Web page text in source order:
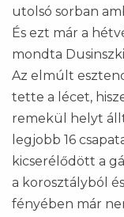
utolsó sorban
És ezt már a
mondta
Az elmúlt
tette a lécet,
remekül helyt állt
legjobb 16
kicserélődött a
a korosztályból
fényében már